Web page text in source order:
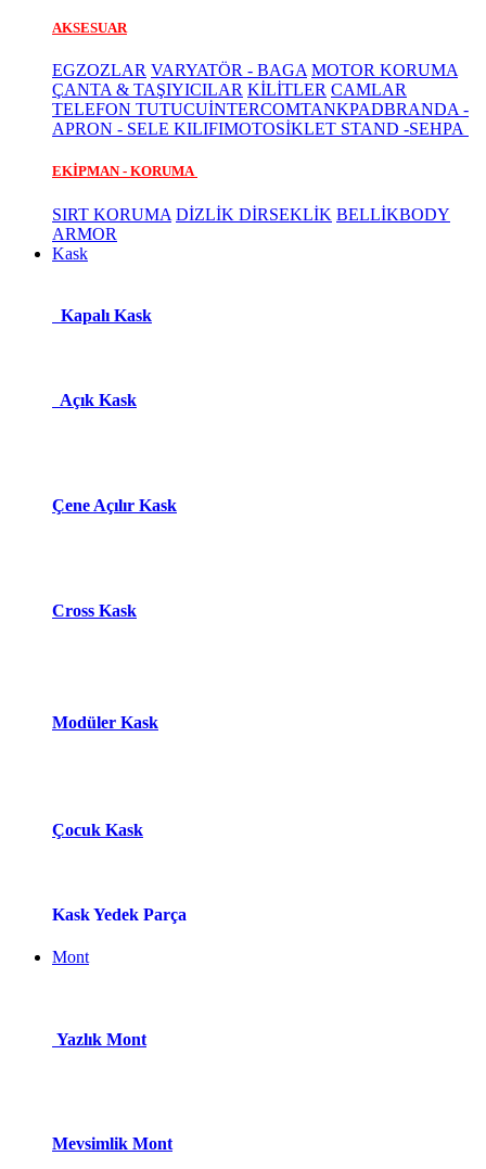
AKSESUAR
EGZOZLAR VARYATÖR - BAGA MOTOR KORUMA
ÇANTA & TAŞIYICILAR KİLİTLER CAMLAR
TELEFON TUTUCUİNTERCOMTANKPADBRANDA -
APRON - SELE KILIFIMOTOSİKLET STAND -SEHPA
EKİPMAN - KORUMA
SIRT KORUMA DİZLİK DİRSEKLİK BELLİKBODY
ARMOR
Kask
Kapalı Kask
Açık Kask
Çene Açılır Kask
Cross Kask
Modüle​r Ka​s​k
Çocuk Kask
Kask Yedek Parça
Mont
Yazlık Mont
Mevsimlik Mont